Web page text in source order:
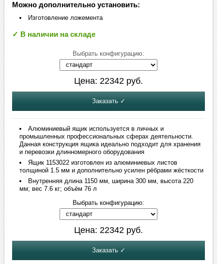
Можно дополнительно установить:
Изготовление ложемента
✓ В наличии на складе
Выбрать конфигурацию:
Цена: 22342 руб.
Заказать ✓
Алюминиевый ящик используется в личных и
промышленных профессиональных сферах деятельности.
Данная конструкция ящика идеально подходит для хранения
и перевозки длинномерного оборудования
Ящик 1153022 изготовлен из алюминиевых листов
толщиной 1.5 мм и дополнительно усилен рёбрами жёсткости
Внутренняя длина 1150 мм, ширина 300 мм, высота 220
мм; вес 7.6 кг; объём 76 л
Выбрать конфигурацию:
Цена: 22342 руб.
Заказать ✓